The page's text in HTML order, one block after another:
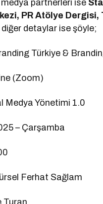
partnerleri ise
PR Atölye
detaylar ise şöyle;
Türkiye &
(Zoom)
Medya Yönetimi 1.0
– Çarşamba
Ferhat Sağlam
Turan